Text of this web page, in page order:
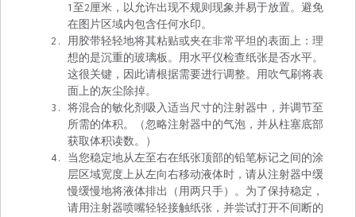
1至2厘米，以允许出现不规则现象并易于放置。避免
在图片区域内包含任何水印。
用胶带轻轻地将其粘贴或夹在非常平坦的表面上：理
想的是沉重的玻璃板。用水平仪检查纸张是否水平。
这很关键，因此请根据需要进行调整。用吹气刷将表
面上的灰尘除掉。
将混合的敏化剂吸入适当尺寸的注射器中，并调节至
所需的体积。（忽略注射器中的气泡，并从柱塞底部
获取体积读数。）
当您稳定地从左至右在纸张顶部的铅笔标记之间的涂
层区域宽度上从左向右移动液体时，请从注射器中缓
慢缓慢地将液体排出（用两只手）。为了保持稳定，
请用注射器喷嘴轻轻接触纸张，并尝试打开不间断的